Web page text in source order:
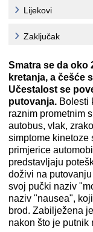
Lijekovi
Zaključak
Smatra se da oko
kretanja, a češće
Učestalost se
putovanja. Bolesti
raznim prometnim
autobus, vlak,
simptome kinetoze
primjerice
predstavljaju
doživi na
svoj pučki naziv
naziv "nausea",
brod. Zabilježena
nakon što je putnik